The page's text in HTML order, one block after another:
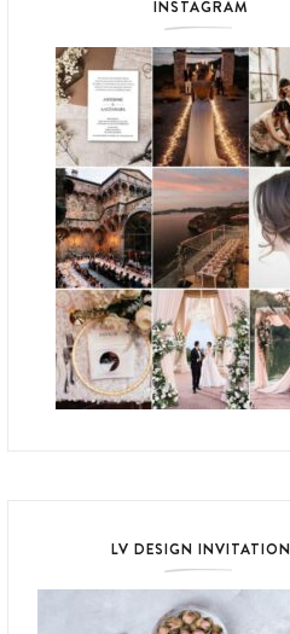
INSTAGRAM
LV DESIGN INVITATION